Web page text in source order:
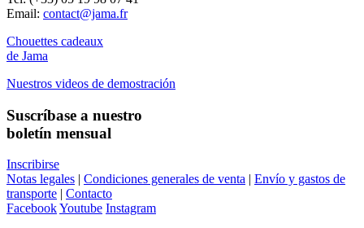
Email: contact@jama.fr
Chouettes cadeaux
de Jama
Nuestros videos de demostración
Suscríbase a nuestro
boletín mensual
Inscribirse
Notas legales | Condiciones generales de venta | Envío y gastos de
transporte | Contacto
FacebookYoutube Instagram